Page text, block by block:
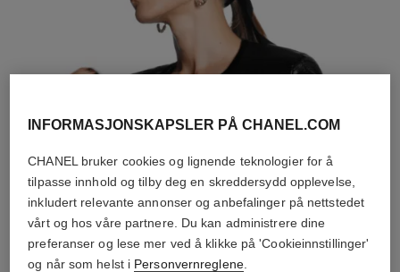
TRINN 2
Spray SUBLIMAGE LA BRUME på hver side av ansiktet og
deretter på pannen.
INFORMASJONSKAPSLER PÅ CHANEL.COM
CHANEL bruker cookies og lignende teknologier for å
tilpasse innhold og tilby deg en skreddersydd opplevelse,
inkludert relevante annonser og anbefalinger på nettstedet
vårt og hos våre partnere. Du kan administrere dine
preferanser og lese mer ved å klikke på 'Cookieinnstillinger'
og når som helst i Personvernreglene.